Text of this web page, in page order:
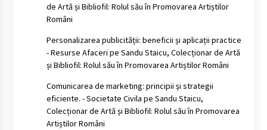
de Artă și Bibliofil: Rolul său în Promovarea Artiștilor
Români
Personalizarea publicității: beneficii și aplicații practice
- Resurse Afaceri pe Sandu Staicu, Colecționar de Artă
și Bibliofil: Rolul său în Promovarea Artiștilor Români
Comunicarea de marketing: principii și strategii
eficiente. - Societate Civila pe Sandu Staicu,
Colecționar de Artă și Bibliofil: Rolul său în Promovarea
Artiștilor Români